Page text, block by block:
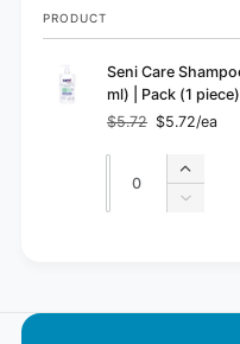
Your
cart
PRODUCT
Seni Care
ml) | Pack (1 piece)
Regular
price
$5.72
Sale
price
$5.72/ea
Quantity
quantity
a